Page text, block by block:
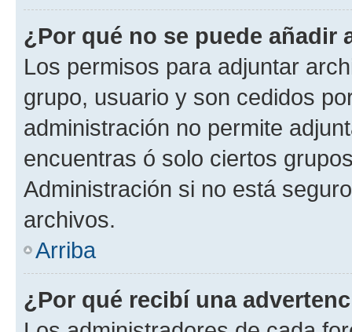
¿Por qué no se puede añadir
Los permisos para adjuntar
grupo, usuario y son cedidos
administración no permite
encuentras ó solo ciertos
Administración si no está
archivos.
Arriba
¿Por qué recibí una